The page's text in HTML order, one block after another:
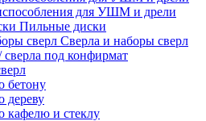
для УШМ и дрели
Пильные диски
Сверла и наборы сверл
сверла под конфирмат
бетону
дереву
кафелю и стеклу